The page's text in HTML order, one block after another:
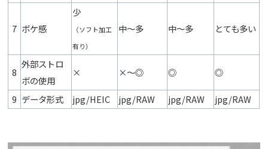
7 ボケ感
少
（ソフト加工
有り）
中〜多 中〜多 とても多い
8
外部ストロ
ボの使用
× ×〜◎ ◎ ◎
9 データ形式 jpg/HEIC jpg/RAW jpg/RAW jpg/RAW